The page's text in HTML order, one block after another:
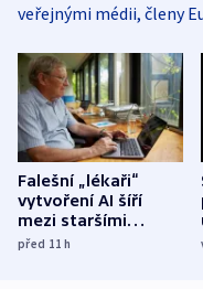
veřejnými médii, členy
Falešní „lékaři“
vytvoření AI šíří
mezi staršími
Poláky nebezpečné
před 11h